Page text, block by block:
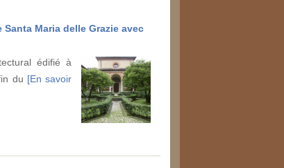
Maria delle Grazie avec
édifié à
du [En savoir